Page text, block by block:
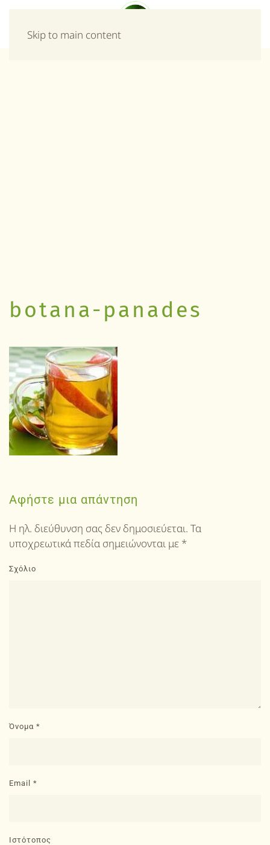
Skip to main content
botana-panades
Αφήστε μια απάντηση
Η ηλ. διεύθυνση σας δεν δημοσιεύεται. Τα
υποχρεωτικά πεδία σημειώνονται με *
Σχόλιο
Όνομα *
Email *
Ιστότοπος